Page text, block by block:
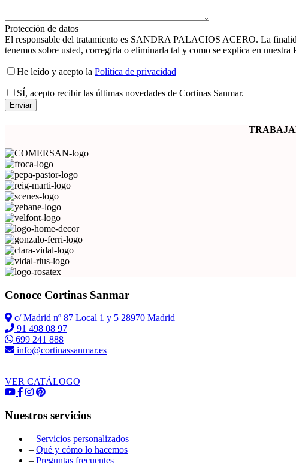
Protección de datos
El responsable del tratamiento es SANDRA PALACIOS ACERO. La
tenemos sobre usted, corregirla o eliminarla tal y como se explica en nuestra
He leído y acepto la Política de privacidad
SÍ, acepto recibir las últimas novedades de Cortinas Sanmar.
Conoce Cortinas Sanmar
c/ Madrid nº 87 Local 1 y 5 28970 Madrid
91 498 08 97
699 241 888
info@cortinassanmar.es
VER CATÁLOGO
Nuestros servicios
– Servicios personalizados
– Qué y cómo lo hacemos
– Preguntas frecuentes